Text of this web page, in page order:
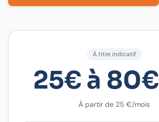
À titre indicatif
25€ à 80€
À partir de 25 €/mois